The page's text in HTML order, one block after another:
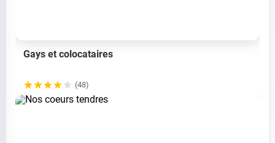
Gays et colocataires
(48)